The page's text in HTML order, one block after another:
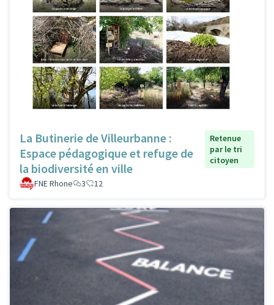
La Butinerie de Villeurbanne :
Espace pédagogique et refuge de
la biodiversité en ville
Retenue
par le tri
citoyen
FNE Rhone 3 12